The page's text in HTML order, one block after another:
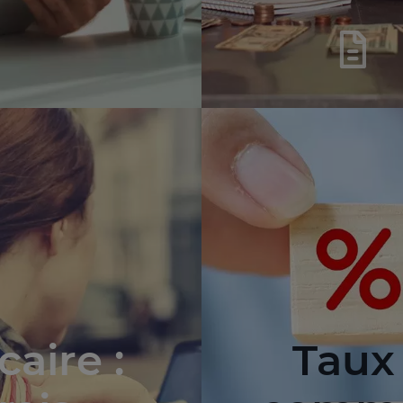
: